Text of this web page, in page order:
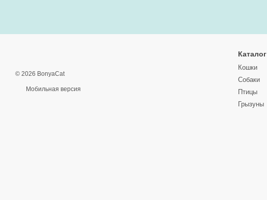
© 2026 BonyaCat
Мобильная версия
Каталог
Кошки
Собаки
Птицы
Грызуны